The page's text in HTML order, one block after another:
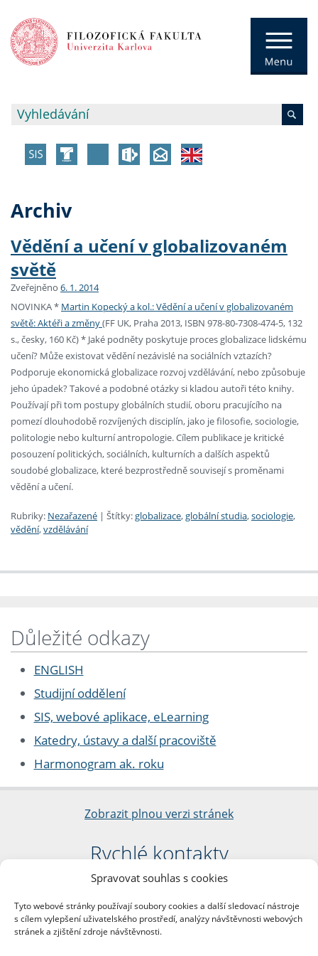
Spravovat souhlas s cookies
Tyto webové stránky používají soubory cookies a další sledovací nástroje
s cílem vylepšení uživatelského prostředí, analýzy návštěvnosti webových
stránek a zjištění zdroje návštěvnosti.
Archiv
Vědění a učení v globalizovaném
světě
Zveřejněno 6. 1. 2014
NOVINKA * Martin Kopecký a kol.: Vědění a učení v globalizovaném
světě: Aktéři a změny(FF UK, Praha 2013, ISBN 978-80-7308-474-5, 132
s., česky, 160 Kč) * Jaké podněty poskytuje proces globalizace lidskému
učení? Může existovat vědění nezávislé na sociálních vztazích?
Podporuje ekonomická globalizace rozvoj vzdělávání, nebo způsobuje
jeho úpadek? Takové a podobné otázky si kladou autoři této knihy.
Používají při tom postupy globálních studií, oboru pracujícího na
pomezí dlouhodobě rozvíjených disciplín, jako je filosofie, sociologie,
politologie nebo kulturní antropologie. Cílem publikace je kritické
posouzení politických, sociálních, kulturních a dalších aspektů
soudobé globalizace, které bezprostředně souvisejí s proměnami
vědění a učení.
Rubriky: Nezařazené | Štítky:globalizace,globální studia,sociologie,
vědění,vzdělávání
Důležité odkazy
ENGLISH
Studijní oddělení
SIS, webové aplikace, eLearning
Katedry, ústavy a další pracoviště
Harmonogram ak. roku
Zobrazit plnou verzi stránek
Rychlé kontakty
Filozofická fakulta
nám. Jana Palacha 1/2
116 38 Praha 1